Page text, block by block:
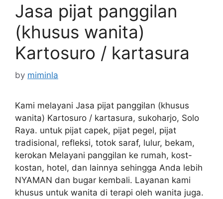
Jasa pijat panggilan
(khusus wanita)
Kartosuro / kartasura
by miminla
Kami melayani Jasa pijat panggilan (khusus
wanita) Kartosuro / kartasura, sukoharjo, Solo
Raya. untuk pijat capek, pijat pegel, pijat
tradisional, refleksi, totok saraf, lulur, bekam,
kerokan Melayani panggilan ke rumah, kost-
kostan, hotel, dan lainnya sehingga Anda lebih
NYAMAN dan bugar kembali. Layanan kami
khusus untuk wanita di terapi oleh wanita juga.